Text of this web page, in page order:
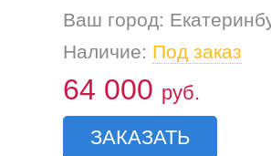
Ваш город:
Наличие: Под заказ
64 000 руб.
ЗАКАЗАТЬ